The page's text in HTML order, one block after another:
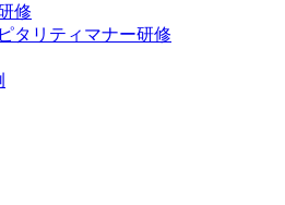
修
タリティマナー研修